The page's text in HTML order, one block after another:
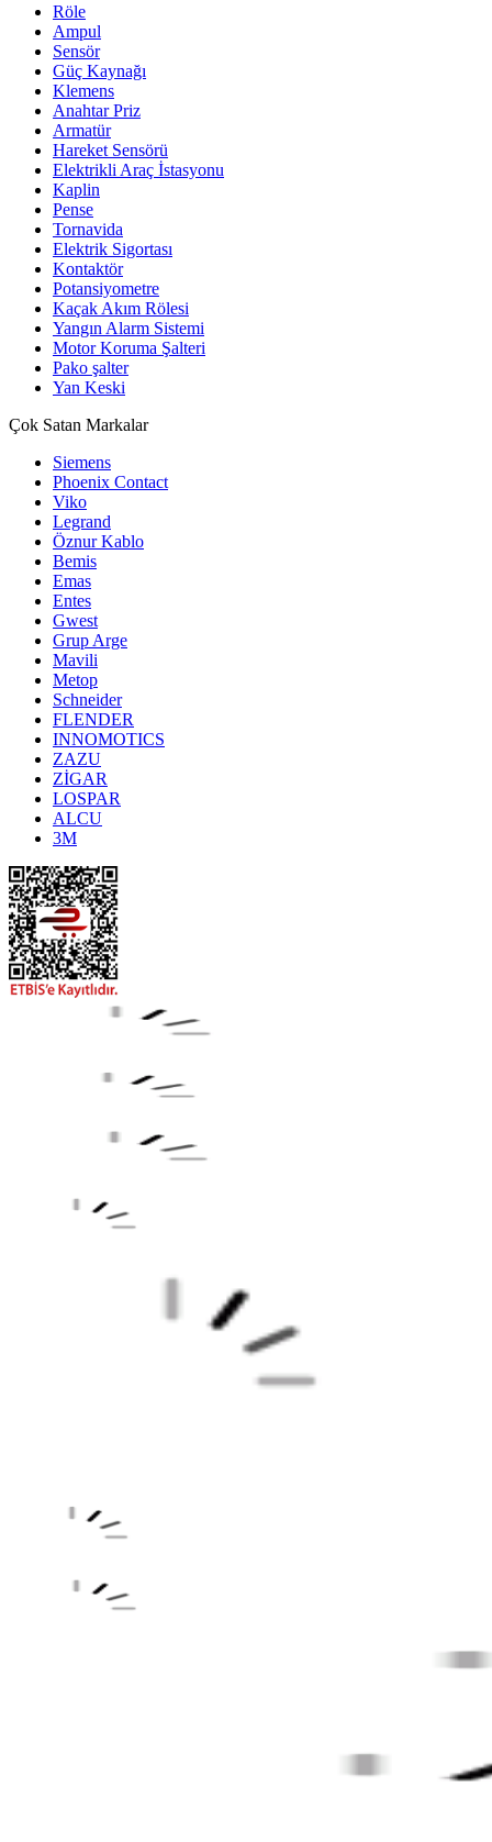
Röle
Ampul
Sensör
Güç Kaynağı
Klemens
Anahtar Priz
Armatür
Hareket Sensörü
Elektrikli Araç İstasyonu
Kaplin
Pense
Tornavida
Elektrik Sigortası
Kontaktör
Potansiyometre
Kaçak Akım Rölesi
Yangın Alarm Sistemi
Motor Koruma Şalteri
Pako şalter
Yan Keski
Çok Satan Markalar
Siemens
Phoenix Contact
Viko
Legrand
Öznur Kablo
Bemis
Emas
Entes
Gwest
Grup Arge
Mavili
Metop
Schneider
FLENDER
INNOMOTICS
ZAZU
ZİGAR
LOSPAR
ALCU
3M